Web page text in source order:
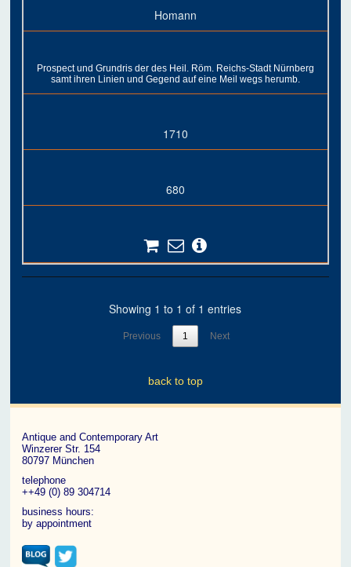
Homann
Prospect und Grundris der des Heil. Röm. Reichs-Stadt Nürnberg
samt ihren Linien und Gegend auf eine Meil wegs herumb.
1710
680
Showing 1 to 1 of 1 entries
Previous 1 Next
back to top
Antique and Contemporary Art
Winzerer Str. 154
80797 München
telephone
++49 (0) 89 304714
business hours:
by appointment